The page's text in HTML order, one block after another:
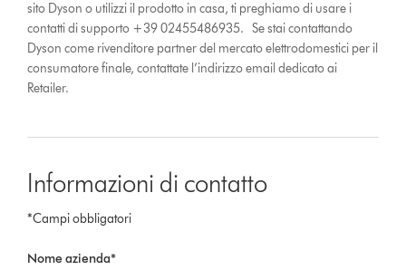
sito Dyson o utilizzi il prodotto in casa, ti preghiamo di usare i
contatti di supporto +39 02455486935. Se stai contattando
Dyson come rivenditore partner del mercato elettrodomestici per il
consumatore finale, contattate l’indirizzo email dedicato ai
Retailer.
Informazioni di contatto
*Campi obbligatori
Nome azienda*